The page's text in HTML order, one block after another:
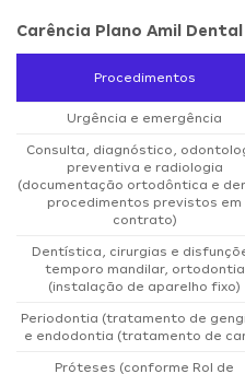
Carência Plano Amil
Procedimentos
Urgência e emergência
Consulta, diagnóstico,
preventiva e radiologia
(documentação ortodôntica e
procedimentos previstos em
contrato)
Dentística, cirurgias e
temporo mandilar, ortodontia
(instalação de aparelho fixo)
Periodontia (tratamento de
e endodontia (tratamento de
Próteses (conforme Rol de